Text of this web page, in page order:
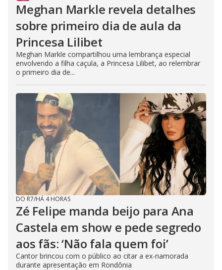
Meghan Markle revela detalhes
sobre primeiro dia de aula da
Princesa Lilibet
Meghan Markle compartilhou uma lembrança especial
envolvendo a filha caçula, a Princesa Lilibet, ao relembrar
o primeiro dia de...
DO R7/HÁ 4 HORAS
Zé Felipe manda beijo para Ana
Castela em show e pede segredo
aos fãs: ‘Não fala quem foi’
Cantor brincou com o público ao citar a ex-namorada
durante apresentação em Rondônia